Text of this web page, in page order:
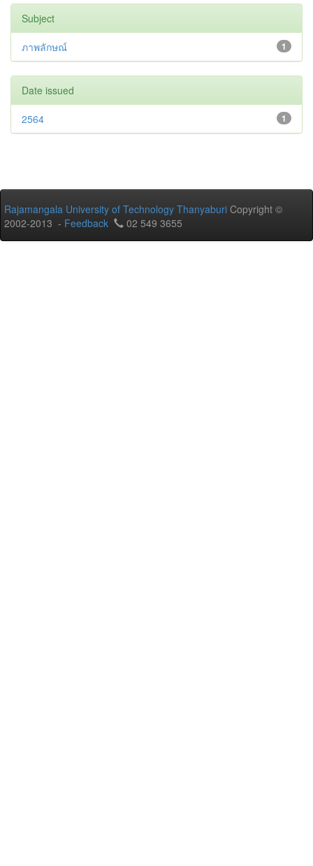
Subject
1
ภาพลักษณ์
Date issued
1
2564
Rajamangala University of Technology Thanyaburi Copyright ©
2002-2013 - Feedback 02 549 3655